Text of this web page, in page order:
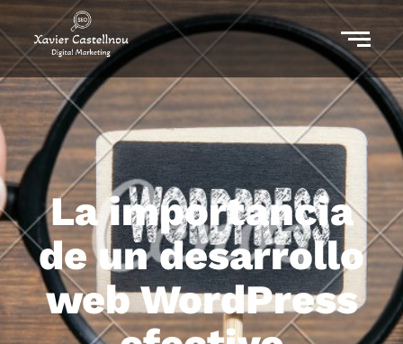
La importancia
de un desarrollo
web WordPress